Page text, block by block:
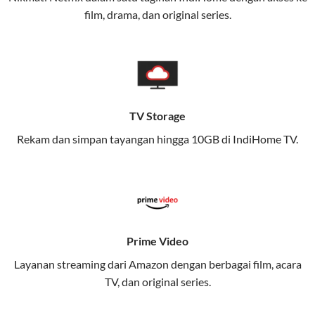
Layanan ini dirancang untuk memberikan
pengalaman broadband yang seamless,
di rumah maupun saat bepergian.
Dengan Telkomsel One, Anda tidak terikat pada satu
teknologi jaringan tertentu, sehingga bisa menikmati
Nikmati kecepatan internet super cepat untuk
Memudahkan Anda dalam mengelola jaringan dan
film, drama, dan original series.
TV Storage
Rekam dan simpan tayangan hingga 10GB di IndiHome TV.
Prime Video
Layanan streaming dari Amazon dengan berbagai film, acara
TV, dan original series.